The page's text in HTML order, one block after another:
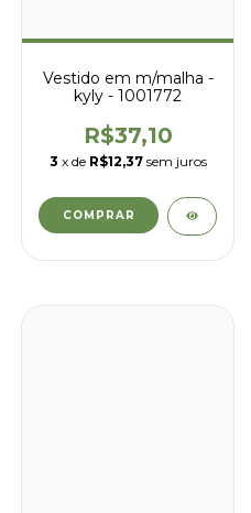
Vestido em m/malha -
kyly - 1001772
R$37,10
3 x de R$12,37 sem juros
COMPRAR